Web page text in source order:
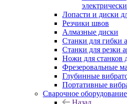
Лопасти и диски
Резчики швов
Алмазные диски
Станки для гибки
Станки для резки
Ножи для станков
Фрезеровальные
Глубинные
Портативные
Сварочное оборудование
Назад